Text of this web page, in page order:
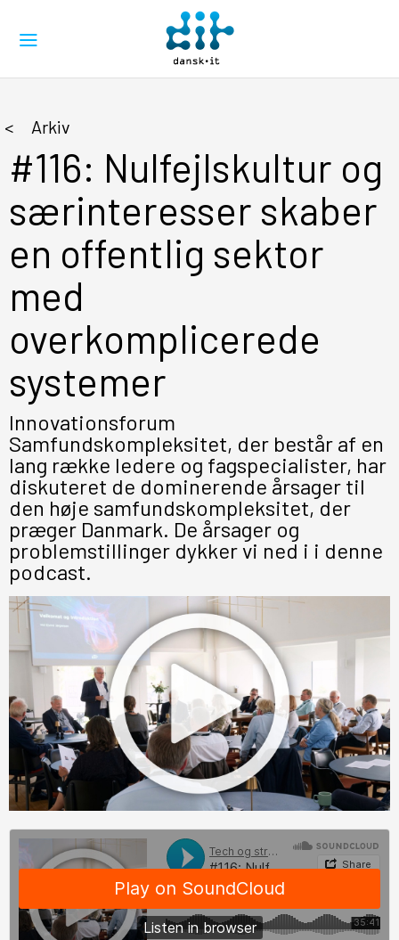
Arkiv
#116: Nulfejlskultur og
særinteresser skaber
en offentlig sektor
med
overkomplicerede
systemer
Innovationsforum
Samfundskompleksitet, der består af en
lang række ledere og fagspecialister, har
diskuteret de dominerende årsager til
den høje samfundskompleksitet, der
præger Danmark. De årsager og
problemstillinger dykker vi ned i i denne
podcast.